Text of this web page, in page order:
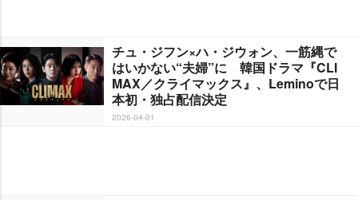
チュ・ジフン×ハ・ジウォン、一筋縄で
はいかない“夫婦”に 韓国ドラマ『CLI
MAX／クライマックス』、Leminoで日
本初・独占配信決定
2026-04-01